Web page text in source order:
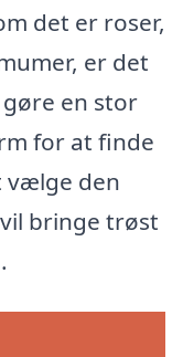
det er roser,
er det
en stor
for at finde
vælge den
bringe trøst